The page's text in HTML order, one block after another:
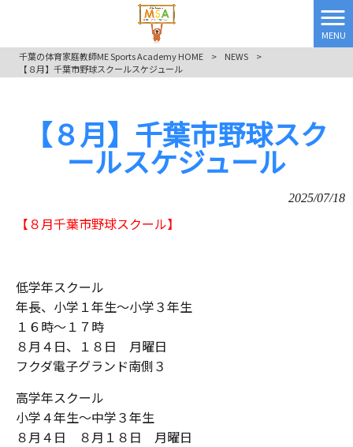
MENU
千葉の体育家庭教師ME Sports Academy HOME
> NEWS
>
【８月】千葉市野球スクールスケジュール
【８月】千葉市野球スク
ールスケジュール
2025/07/18
【８月千葉市野球スクール】
低学年スクール
年長、小学１年生〜小学３年生
１６時〜１７時
８月４日、１８日 月曜日
フクダ電子グランド南側３
高学年スクール
小学４年生〜中学３年生
８月４日 ８月１８日 月曜日